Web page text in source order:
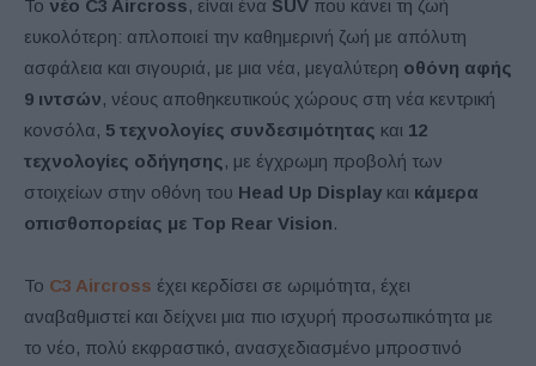
Το νέο C3 Aircross, είναι ένα SUV που κάνει τη ζωή
ευκολότερη: απλοποιεί την καθημερινή ζωή με απόλυτη
ασφάλεια και σιγουριά, με μια νέα, μεγαλύτερη οθόνη αφής
9 ιντσών, νέους αποθηκευτικούς χώρους στη νέα κεντρική
κονσόλα, 5 τεχνολογίες συνδεσιμότητας και 12
τεχνολογίες οδήγησης , με έγχρωμη προβολή των
στοιχείων στην οθόνη του Head Up Display και κάμερα
οπισθοπορείας με Top Rear Vision.
Το C3 Aircross έχει κερδίσει σε ωριμότητα, έχει
αναβαθμιστεί και δείχνει μια πιο ισχυρή προσωπικότητα με
το νέο, πολύ εκφραστικό, ανασχεδιασμένο μπροστινό